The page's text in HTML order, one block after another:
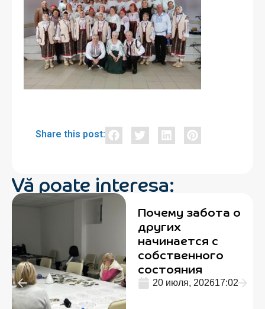
Share this post:
Vă poate interesa:
Почему забота о
других
начинается с
собственного
состояния
20 июля, 202617:02